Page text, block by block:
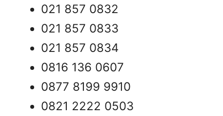
021 857 0832
021 857 0833
021 857 0834
0816 136 0607
0877 8199 9910
0821 2222 0503